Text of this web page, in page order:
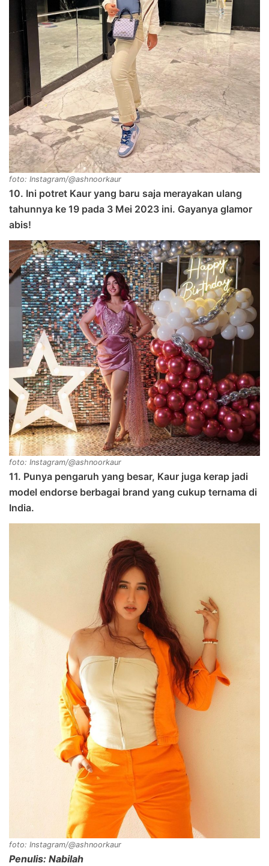
foto: Instagram/@ashnoorkaur
10. Ini potret Kaur yang baru saja merayakan ulang
tahunnya ke 19 pada 3 Mei 2023 ini. Gayanya glamor
abis!
foto: Instagram/@ashnoorkaur
11. Punya pengaruh yang besar, Kaur juga kerap jadi
model endorse berbagai brand yang cukup ternama di
India.
foto: Instagram/@ashnoorkaur
Penulis: Nabilah